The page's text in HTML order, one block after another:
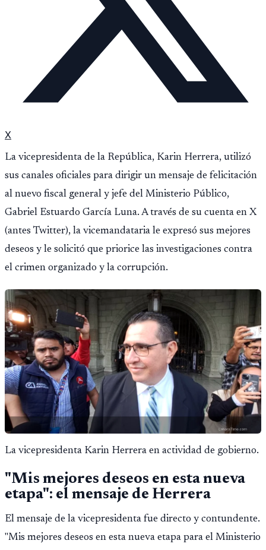
X
La vicepresidenta de la República, Karin Herrera, utilizó
sus canales oficiales para dirigir un mensaje de felicitación
al nuevo fiscal general y jefe del Ministerio Público,
Gabriel Estuardo García Luna. A través de su cuenta en X
(antes Twitter), la vicemandataria le expresó sus mejores
deseos y le solicitó que priorice las investigaciones contra
el crimen organizado y la corrupción.
La vicepresidenta Karin Herrera en actividad de gobierno.
"Mis mejores deseos en esta nueva
etapa": el mensaje de Herrera
El mensaje de la vicepresidenta fue directo y contundente.
"Mis mejores deseos en esta nueva etapa para el Ministerio